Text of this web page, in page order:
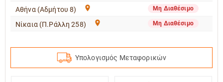
Αθήνα (Αδμήτου 8) Μη Διαθέσιμο
Νίκαια (Π.Ράλλη 258) Μη Διαθέσιμο
Υπολογισμός Μεταφορικών